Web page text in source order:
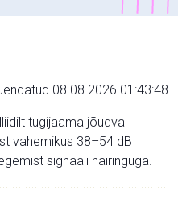
08.08.2026 01:43:48
tugijaama jõudva
vahemikus 38–54 dB
signaali häiringuga.